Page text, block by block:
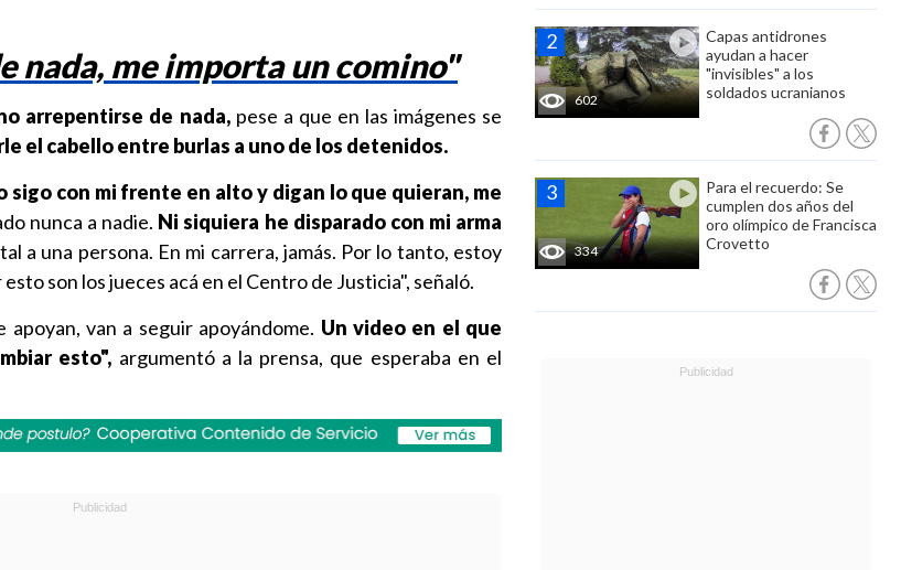
602
Capas antidrones
ayudan a hacer
"invisibles" a los
soldados ucranianos
334
Para el recuerdo: Se
cumplen dos años del
oro olímpico de Francisca
Crovetto
nada, me importa un comino"
arrepentirse de nada,pese a que en las imágenes se
el cabello entre burlas a uno de los detenidos.
sigo con mi frente en alto y digan lo que quieran, me
nunca a nadie. Ni siquiera he disparado con mi arma
a una persona. En mi carrera, jamás. Por lo tanto, estoy
son los jueces acá en el Centro de Justicia", señaló.
van a seguir apoyándome. Un video en el que
esto", argumentó a la prensa, que esperaba en el